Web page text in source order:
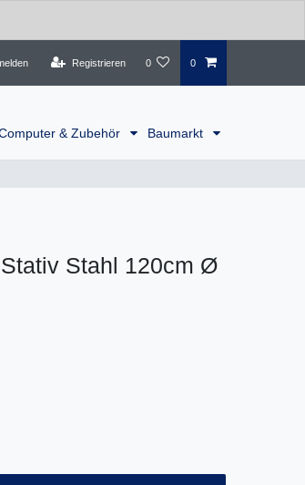
Registrieren 0 0
& Zubehör Baumarkt
Stahl 120cm Ø